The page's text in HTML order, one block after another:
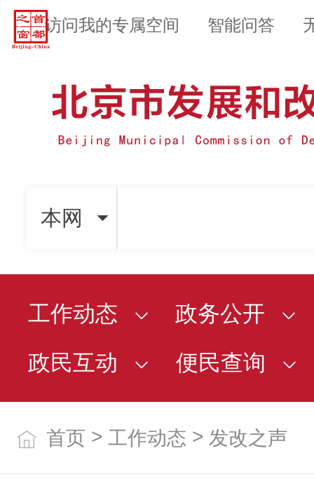
访问我的专属空间 智能问答
本网
工作动态
政务公开
政民互动
便民查询
首页 > 工作动态 > 发改之声